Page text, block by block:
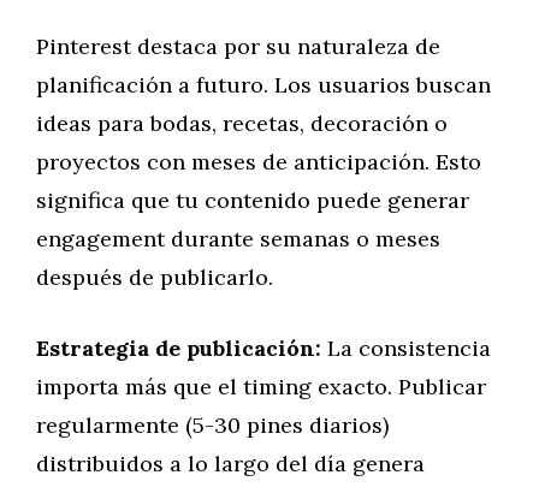
Pinterest destaca por su naturaleza de
planificación a futuro. Los usuarios buscan
ideas para bodas, recetas, decoración o
proyectos con meses de anticipación. Esto
significa que tu contenido puede generar
engagement durante semanas o meses
después de publicarlo.
Estrategia de publicación: La consistencia
importa más que el timing exacto. Publicar
regularmente (5-30 pines diarios)
distribuidos a lo largo del día genera